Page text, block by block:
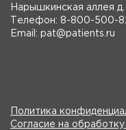
Нарышкинская аллея д.
Телефон: 8-800-500-
Email: pat@patients.ru
Политика
Согласие на